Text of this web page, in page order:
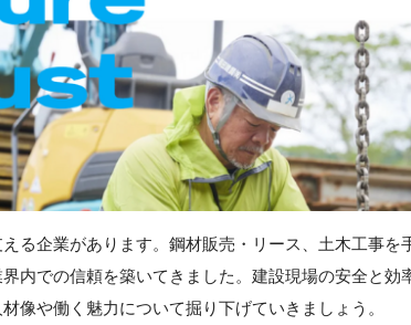
る企業があります。鋼材販売・リース、土木工事を
内での信頼を築いてきました。建設現場の安全と効
像や働く魅力について掘り下げていきましょう。